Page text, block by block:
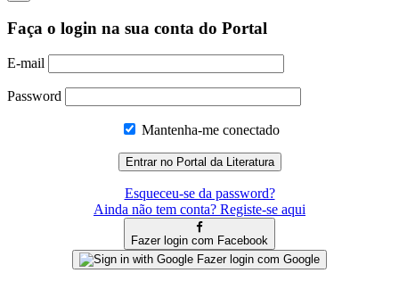
Faça o login na sua conta do Portal
E-mail
Password
Mantenha-me conectado
Esqueceu-se da password?
Ainda não tem conta? Registe-se aqui
Fazer login com Facebook
Fazer login com Google